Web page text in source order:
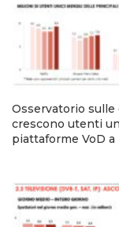
Osservatorio sulle
crescono utenti
piattaforme VoD